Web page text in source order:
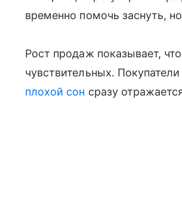
временно помочь заснуть,
Рост продаж показывает,
чувствительных.
плохой сон сразу